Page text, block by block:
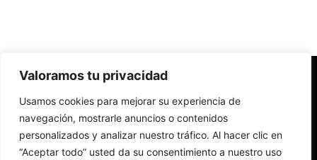
Valoramos tu privacidad
Usamos cookies para mejorar su experiencia de
navegación, mostrarle anuncios o contenidos
personalizados y analizar nuestro tráfico. Al hacer clic en
“Aceptar todo” usted da su consentimiento a nuestro uso
Redes Cristianas
Una mirada alternativa sobre la Iglesia católica y la sociedad
- Colectivos de Redes Cristianas